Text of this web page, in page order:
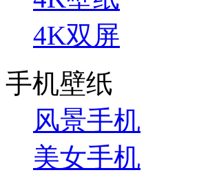
4K双屏
手机壁纸
风景手机
美女手机